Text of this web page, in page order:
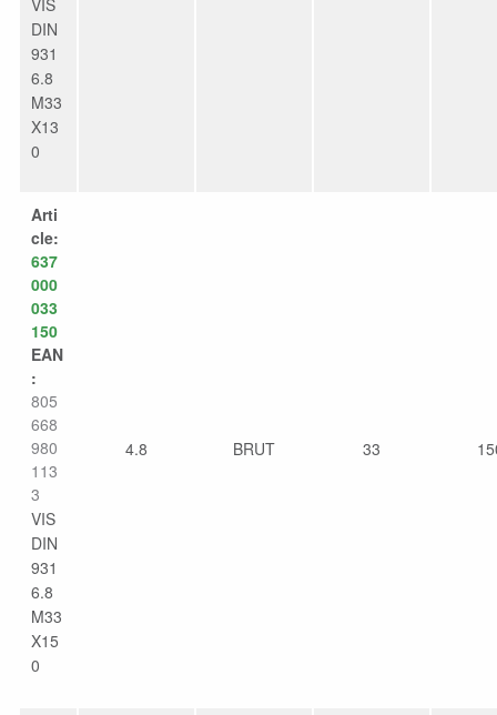
DIN
931
6.8
M33
X13
0
Arti
cle:
637
000
033
150
EAN
:
805
668
980
113
3
VIS
DIN
931
6.8
M33
X15
0
4.8 BRUT 33